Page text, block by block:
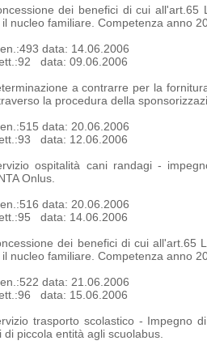
dei benefici di cui all'art.65
nucleo familiare. Competenza anno
data: 14.06.2006
data: 09.06.2006
a contrarre per la
la procedura della
data: 20.06.2006
data: 12.06.2006
ospitalità cani randagi -
Onlus.
data: 20.06.2006
data: 14.06.2006
dei benefici di cui all'art.65
nucleo familiare. Competenza anno
data: 21.06.2006
data: 15.06.2006
trasporto scolastico - Impegno
di piccola entità agli scuolabus.